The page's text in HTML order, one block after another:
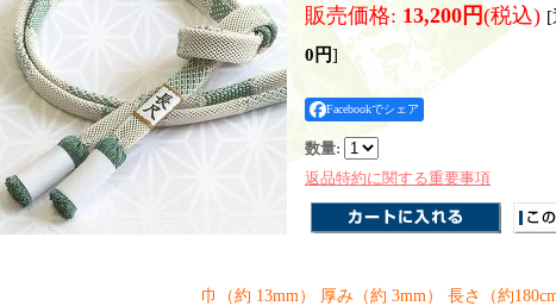
販売価格: 13,200円(税込) [
0円]
Facebookでシェア
数量:
返品特約に関する重要事項
巾（約 13mm） 厚み（約 3mm） 長さ（約